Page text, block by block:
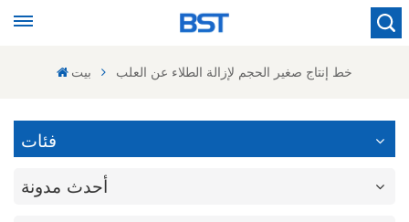
بيت خط إنتاج صغير الحجم لإزالة الطلاء عن العلب
فئات
أحدث مدونة